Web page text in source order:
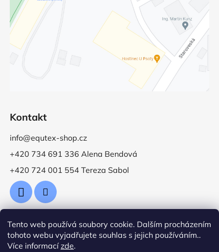
Tento web používá soubory cookie. Dalším procházením
tohoto webu vyjadřujete souhlas s jejich používáním..
Více informacízde.
Kontakt
info@equtex-shop.cz
+420 734 691 336 Alena Bendová
+420 724 001 554 Tereza Sabol
Přijímáme online platby